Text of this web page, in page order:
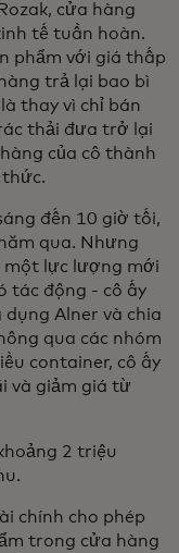
cửa hàng
tế tuần hoàn.
phẩm với giá thấp
trả lại bao bì
thay vì chỉ bán
thải đưa trở lại
của cô thành
đến 10 giờ tối,
qua. Nhưng
một lực lượng mới
tác động - cô ấy
Alner và chia
qua các nhóm
container, cô ấy
và giảm giá từ
2 triệu
chính cho phép
trong cửa hàng